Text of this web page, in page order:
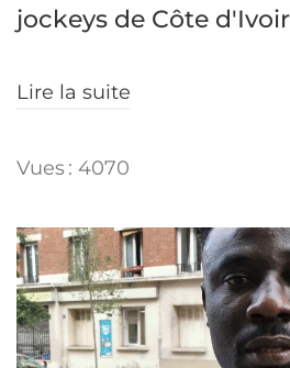
jockeys de Côte
Lire la suite
Vues : 4070